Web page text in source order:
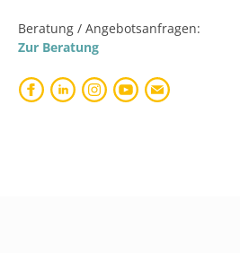
Beratung / Angebotsanfragen:
Zur Beratung